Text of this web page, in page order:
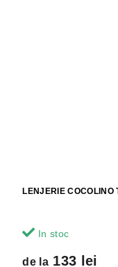
LENJERIE COCOLINO
In stoc
de la133 lei